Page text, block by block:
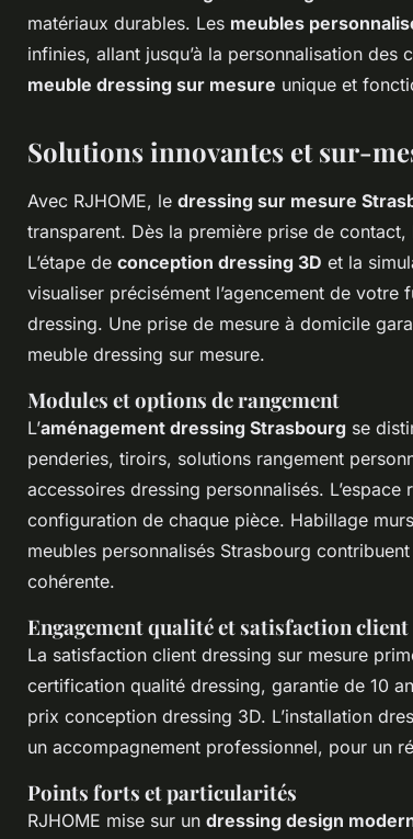
matériaux durables. Les meubles
infinies, allant jusqu’à la personnalisation
meuble dressing sur mesure unique et
Solutions innovantes et sur-
Avec RJHOME, le dressing sur mesure
transparent. Dès la première prise de
L’étape de conception dressing 3D et la
visualiser précisément l’agencement de
dressing. Une prise de mesure à domicile
meuble dressing sur mesure.
Modules et options de rangement
L’aménagement dressing Strasbourg se
penderies, tiroirs, solutions rangement
accessoires dressing personnalisés.
configuration de chaque pièce. Habillage
meubles personnalisés Strasbourg
cohérente.
Engagement qualité et satisfaction client
La satisfaction client dressing sur mesure
certification qualité dressing, garantie de 10
prix conception dressing 3D. L’installation
un accompagnement professionnel, pour un
Points forts et particularités
RJHOME mise sur un dressing design